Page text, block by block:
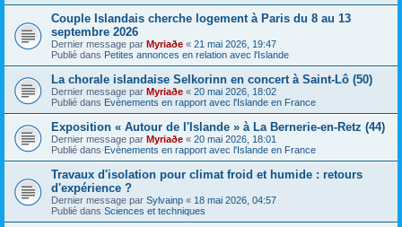
Couple Islandais cherche logement à Paris du 8 au 13
septembre 2026
Dernier message par Myriaðe « 21 mai 2026, 19:47
Publié dans Petites annonces en relation avec l'Islande
La chorale islandaise Selkorinn en concert à Saint-Lô (50)
Dernier message par Myriaðe « 20 mai 2026, 18:02
Publié dans Evènements en rapport avec l'Islande en France
Exposition « Autour de l'Islande » à La Bernerie-en-Retz (44)
Dernier message par Myriaðe « 20 mai 2026, 18:01
Publié dans Evènements en rapport avec l'Islande en France
Travaux d'isolation pour climat froid et humide : retours
d'expérience ?
Dernier message par Sylvainp « 18 mai 2026, 04:57
Publié dans Sciences et techniques